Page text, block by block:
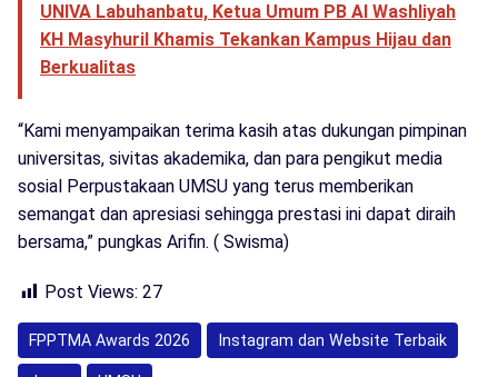
UNIVA Labuhanbatu, Ketua Umum PB Al Washliyah
KH Masyhuril Khamis Tekankan Kampus Hijau dan
Berkualitas
“Kami menyampaikan terima kasih atas dukungan pimpinan
universitas, sivitas akademika, dan para pengikut media
sosial Perpustakaan UMSU yang terus memberikan
semangat dan apresiasi sehingga prestasi ini dapat diraih
bersama,” pungkas Arifin. ( Swisma)
Post Views: 27
FPPTMA Awards 2026 Instagram dan Website Terbaik